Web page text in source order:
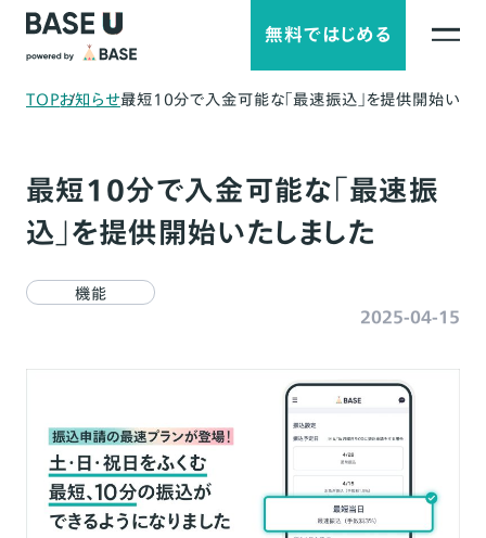
無料ではじめる
TOPお知らせ最短10分で入金可能な「最速振込」を提供開始いた
最短10分で入金可能な「最速振
込」を提供開始いたしました
機能
2025-04-15